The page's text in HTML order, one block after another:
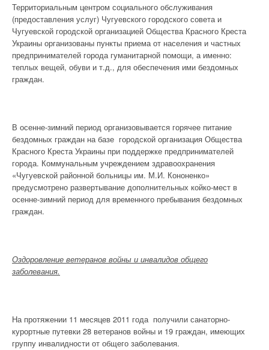
Территориальным центром социального обслуживания
(предоставления услуг) Чугуевского городского совета и
Чугуевской городской организацией Общества Красного Креста
Украины организованы пункты приема от населения и частных
предпринимателей города гуманитарной помощи, а именно:
теплых вещей, обуви и т.д., для обеспечения ими бездомных
граждан.
В осенне-зимний период организовывается горячее питание
бездомных граждан на базе городской организация Общества
Красного Креста Украины при поддержке предпринимателей
города. Коммунальным учреждением здравоохранения
«Чугуевской районной больницы им. М.И. Кононенко»
предусмотрено развертывание дополнительных койко-мест в
осенне-зимний период для временного пребывания бездомных
граждан.
Оздоровление ветеранов войны и инвалидов общего
заболевания.
На протяжении 11 месяцев 2011 года получили санаторно-
курортные путевки 28 ветеранов войны и 19 граждан, имеющих
группу инвалидности от общего заболевания.